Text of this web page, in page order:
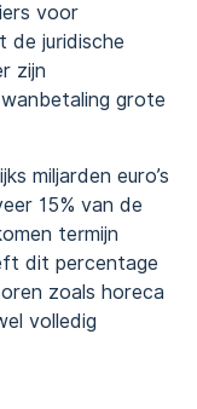
voor
de juridische
zijn
grote
miljarden euro’s
15% van de
termijn
dit percentage
zoals horeca
volledig